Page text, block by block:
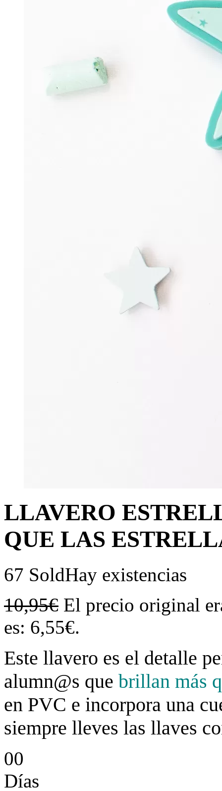
LLAVERO
QUE LAS
67 SoldHay existencias
10,95€ El precio original
es: 6,55€.
Este llavero es el detalle
alumn@s que brillan más
en PVC e incorpora una
siempre lleves las llaves
00
Días